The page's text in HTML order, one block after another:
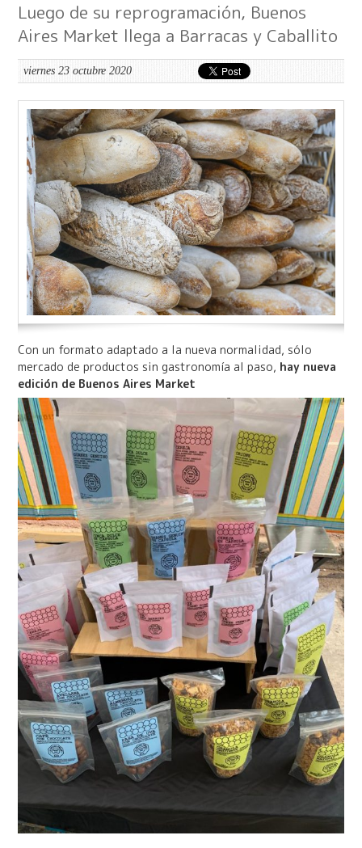
Luego de su reprogramación, Buenos
Aires Market llega a Barracas y Caballito
viernes 23 octubre 2020
Con un formato adaptado a la nueva normalidad, sólo
mercado de productos sin gastronomía al paso, hay nueva
edición de Buenos Aires Market